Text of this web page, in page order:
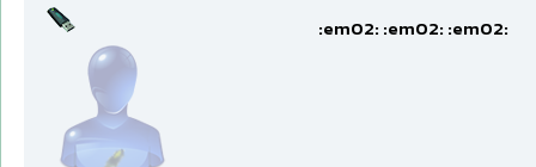
:em02: :em02: :em02: